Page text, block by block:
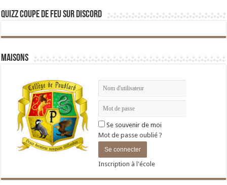
Quizz Coupe de Feu sur Discord
Maisons
Se souvenir de moi
Mot de passe oublié ?
Inscription à l'école